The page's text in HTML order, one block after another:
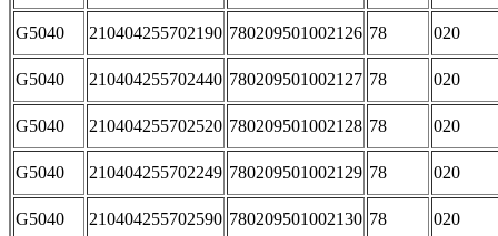
G5040 210404255702190 780209501002126 78 020
G5040 210404255702440 780209501002127 78 020
G5040 210404255702520 780209501002128 78 020
G5040 210404255702249 780209501002129 78 020
G5040 210404255702590 780209501002130 78 020